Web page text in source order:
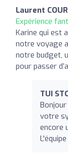
Laurent
Expérience
Karine qui est
notre voyage
notre budget,
pour passer
TUI
votre
encore